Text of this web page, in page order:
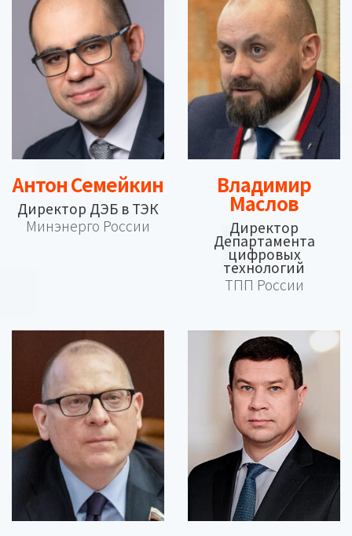
Антон Семейкин
Директор ДЭБ в ТЭК
Минэнерго России
Владимир
Маслов
Директор
Департамента
цифровых
технологий
ТПП России